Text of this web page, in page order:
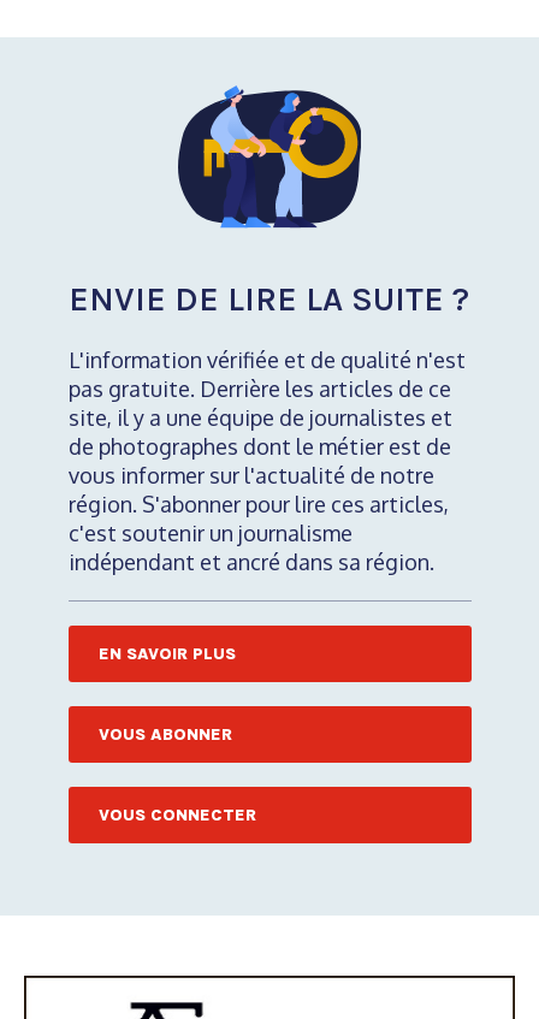
ENVIE DE LIRE LA SUITE ?
L'information vérifiée et de qualité n'est
pas gratuite. Derrière les articles de ce
site, il y a une équipe de journalistes et
de photographes dont le métier est de
vous informer sur l'actualité de notre
région. S'abonner pour lire ces articles,
c'est soutenir un journalisme
indépendant et ancré dans sa région.
EN SAVOIR PLUS
VOUS ABONNER
VOUS CONNECTER